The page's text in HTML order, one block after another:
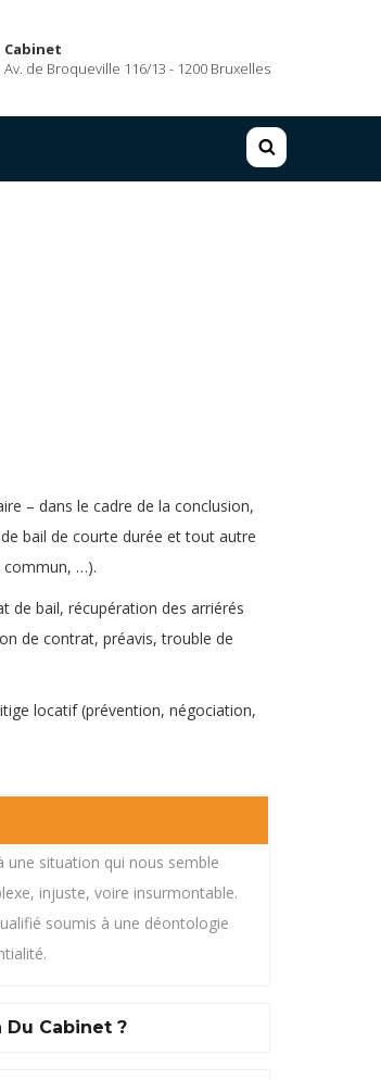
Cabinet
Av. de Broqueville 116/13 - 1200 Bruxelles
RECHERCHER :
– dans le cadre de la conclusion,
bail de courte durée et tout autre
commun, …).
de bail, récupération des arriérés
de contrat, préavis, trouble de
locatif (prévention, négociation,
situation qui nous semble
injuste, voire insurmontable.
soumis à une déontologie
Cabinet ?